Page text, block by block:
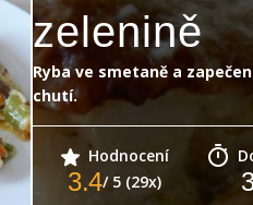
zelenině
Ryba ve smetaně a
chutí.
Hodnocení
3.4/ 5 (29x)